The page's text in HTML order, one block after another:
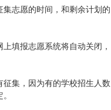
志愿的时间，和剩余计划的
填报志愿系统将自动关闭，
集，因为有的学校招生人数